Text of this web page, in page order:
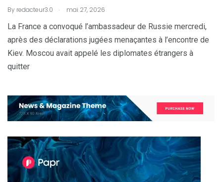
By redacteur3.0 . mai 27, 2026
La France a convoqué l’ambassadeur de Russie mercredi,
après des déclarations jugées menaçantes à l’encontre de
Kiev. Moscou avait appelé les diplomates étrangers à
quitter